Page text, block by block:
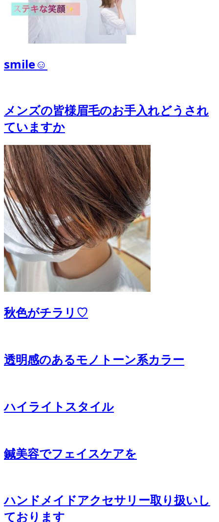
smile☺
メンズの皆様眉毛のお手入れどうされ
ていますか
秋色がチラリ♡
透明感のあるモノトーン系カラー
ハイライトスタイル
鍼美容でフェイスケアを
ハンドメイドアクセサリー取り扱いし
ております